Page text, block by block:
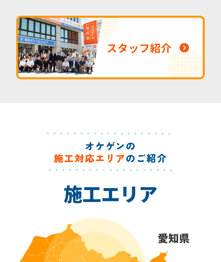
スタッフ紹介
オケゲンの
施工対応エリアのご紹介
施工エリア